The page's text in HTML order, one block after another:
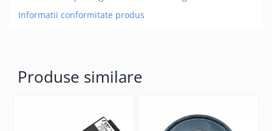
Informatii conformitate produs
Produse similare